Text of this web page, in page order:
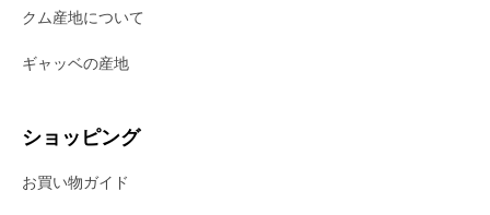
クム産地について
ギャッベの産地
ショッピング
お買い物ガイド